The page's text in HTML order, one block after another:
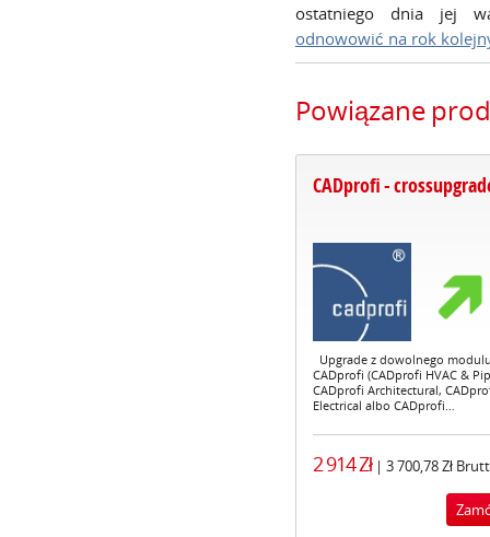
ostatniego dnia jej
odnowowić na rok
Powiązane
CADprofi -
Upgrade z dowolnego
CADprofi (CADprofi HVAC &
CADprofi Architectural,
Electrical albo CADprofi…
2 914 Zł| 3 700,78 Zł